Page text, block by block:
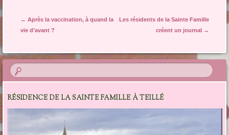
Navigation des articles
← Après la vaccination, à quand la
vie d’avant ?
Les résidents de la Sainte Famille
créent un journal
→
RÉSIDENCE DE LA SAINTE FAMILLE À TEILLÉ